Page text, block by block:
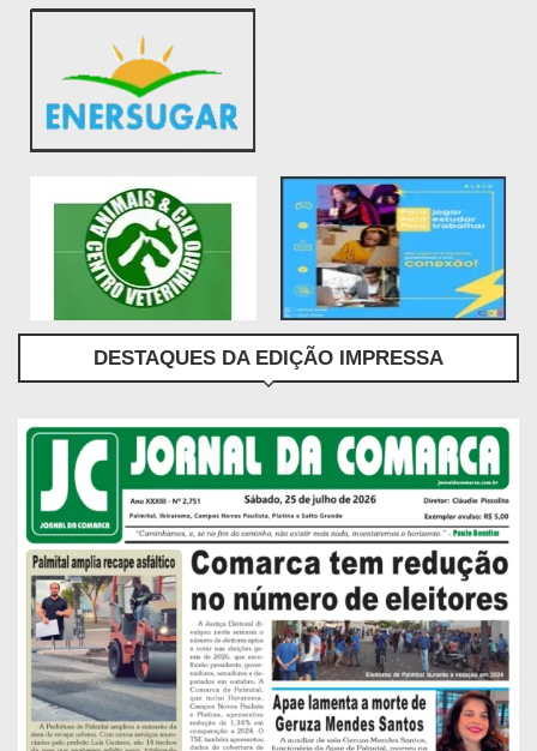
DESTAQUES DA EDIÇÃO IMPRESSA